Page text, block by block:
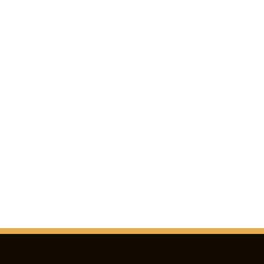
Chaque saison s'étend du mois de septembre à la fin du mois